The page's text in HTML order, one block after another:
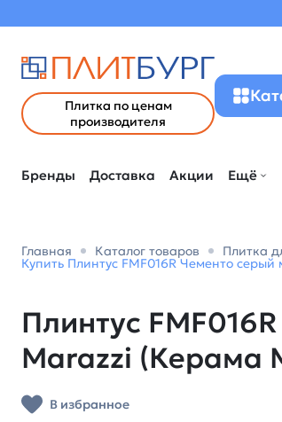
Плитка по ценам
производителя
Бренды Доставка Акции Ещё
Главная Каталог товаров Плитка
Купить Плинтус FMF016R Чементо
Плинтус
Marazzi (Керама
В избранное